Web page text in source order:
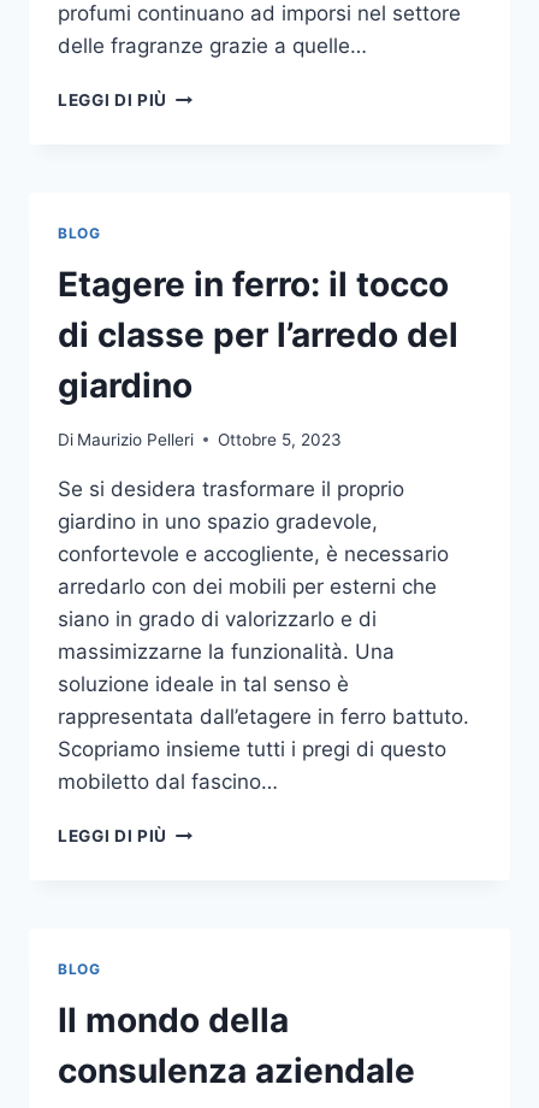
profumi continuano ad imporsi nel settore
delle fragranze grazie a quelle…
LEGGI DI PIÙ
BLOG
Etagere in ferro: il tocco
di classe per l’arredo del
giardino
Di Maurizio Pelleri Ottobre 5, 2023
Se si desidera trasformare il proprio
giardino in uno spazio gradevole,
confortevole e accogliente, è necessario
arredarlo con dei mobili per esterni che
siano in grado di valorizzarlo e di
massimizzarne la funzionalità. Una
soluzione ideale in tal senso è
rappresentata dall’etagere in ferro battuto.
Scopriamo insieme tutti i pregi di questo
mobiletto dal fascino…
LEGGI DI PIÙ ETAGERE
PER
L’ARREDO
GIARDINO
BLOG
Il mondo della
consulenza aziendale